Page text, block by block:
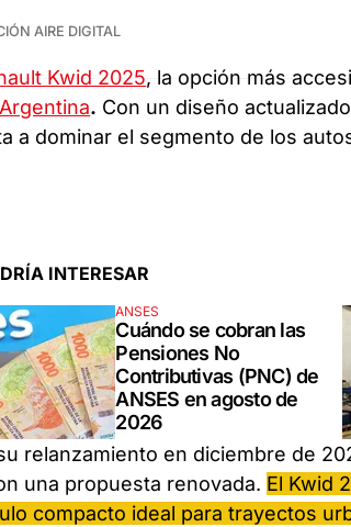
AIRE DIGITAL
Kwid 2025, la opción más
Argentina. Con un diseño
a dominar el segmento de los
INTERESAR
ANSES
Cuándo se cobran las
Pensiones No
Contributivas (PNC) de
ANSES en agosto de
2026
relanzamiento en diciembre de
una propuesta renovada. El Kwid
compacto ideal para trayectos